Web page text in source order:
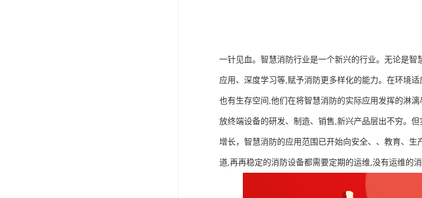
一针见血。智慧消防行业是一个新兴的行业。无论是
应用、深度学习等,赋予消防更多样化的能力。在环境
也有生存空间,他们在将智慧消防的实际应用发挥的淋
放终端设备的研发、制造、销售,新兴产品层出不穷。
增长，智慧消防的应用范围已开始向安全、、教育、
道,再再稳定的消防设备都需要定期的运维,没有运维的消